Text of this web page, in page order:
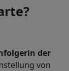
der
von